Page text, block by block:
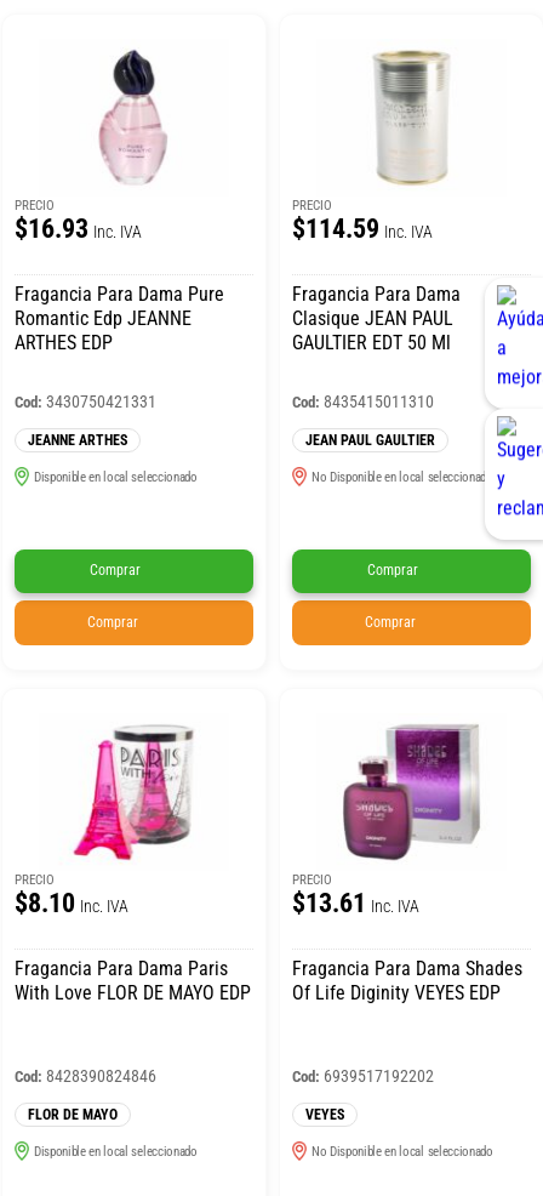
PRECIO
$16.93 Inc. IVA
Fragancia Para Dama Pure
Romantic Edp JEANNE
ARTHES EDP
Cod: 3430750421331
JEANNE ARTHES
Disponible en local seleccionado
Comprar
Comprar
PRECIO
$114.59 Inc. IVA
Fragancia Para Dama
Clasique JEAN PAUL
GAULTIER EDT 50 Ml
Cod: 8435415011310
JEAN PAUL GAULTIER
No Disponible en local seleccionado
Comprar
Comprar
PRECIO
$8.10 Inc. IVA
Fragancia Para Dama Paris
With Love FLOR DE MAYO EDP
Cod: 8428390824846
FLOR DE MAYO
Disponible en local seleccionado
PRECIO
$13.61 Inc. IVA
Fragancia Para Dama Shades
Of Life Diginity VEYES EDP
Cod: 6939517192202
VEYES
No Disponible en local seleccionado